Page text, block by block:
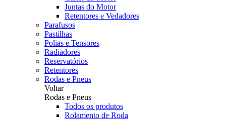
Juntas do Motor
Retentores e Vedadores
Parafusos
Pastilhas
Polias e Tensores
Radiadores
Reservatórios
Retentores
Rodas e Pneus
Voltar
Rodas e Pneus
Todos os produtos
Rolamento de Roda